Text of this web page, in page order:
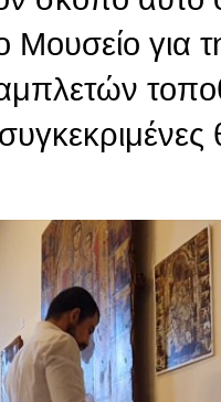
Μουσείο για